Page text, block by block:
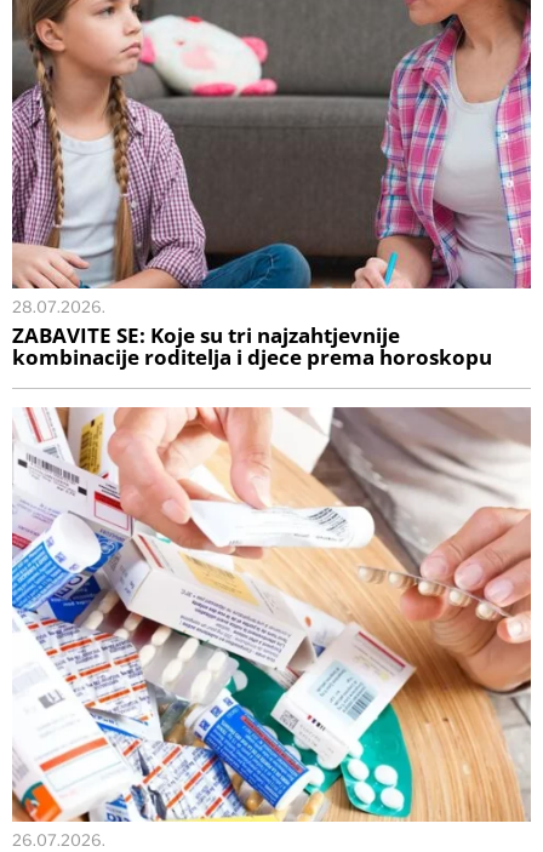
28.07.2026.
ZABAVITE SE: Koje su tri najzahtjevnije
kombinacije roditelja i djece prema horoskopu
26.07.2026.